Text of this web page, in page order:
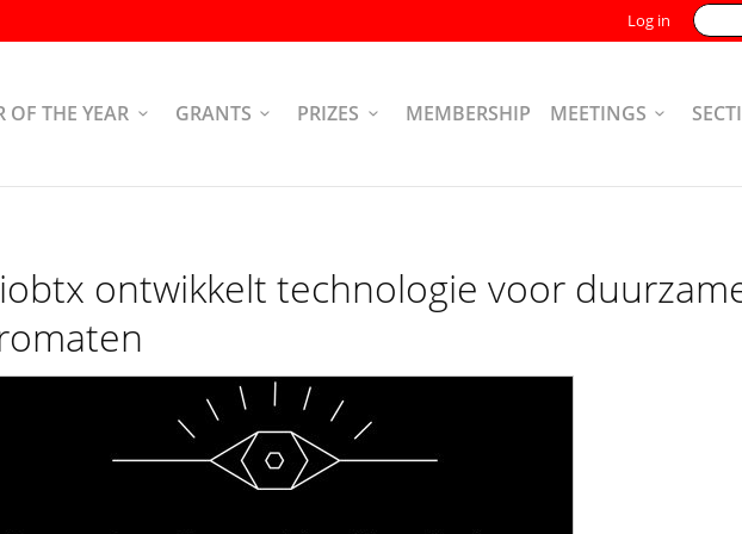
Log in
OF THE YEAR GRANTS PRIZES MEMBERSHIP MEETINGS
ontwikkelt technologie voor